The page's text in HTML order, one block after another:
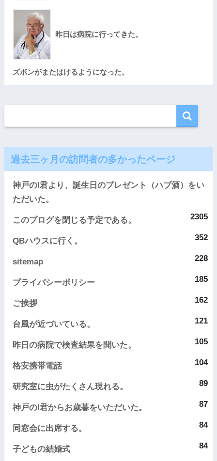
昨日は病院に行ってきた。
ズボンがまたはけるようになった。
過去三ヶ月の訪問者の多かったページ
神戸のI君より、誕生日のプレゼント（ハブ酒）をい
ただいた。
2305
このブログを閉じる予定である。
352
QBハウスに行く。
228
sitemap
185
プライバシーポリシー
162
ご挨拶
121
台風が近づいている。
105
昨日の病院で検査結果を聞いた。
104
格安携帯電話
89
研究室に虫がたくさん現れる。
87
神戸のI君からお歳暮をいただいた。
84
同窓会に出席する。
84
子どもの結婚式